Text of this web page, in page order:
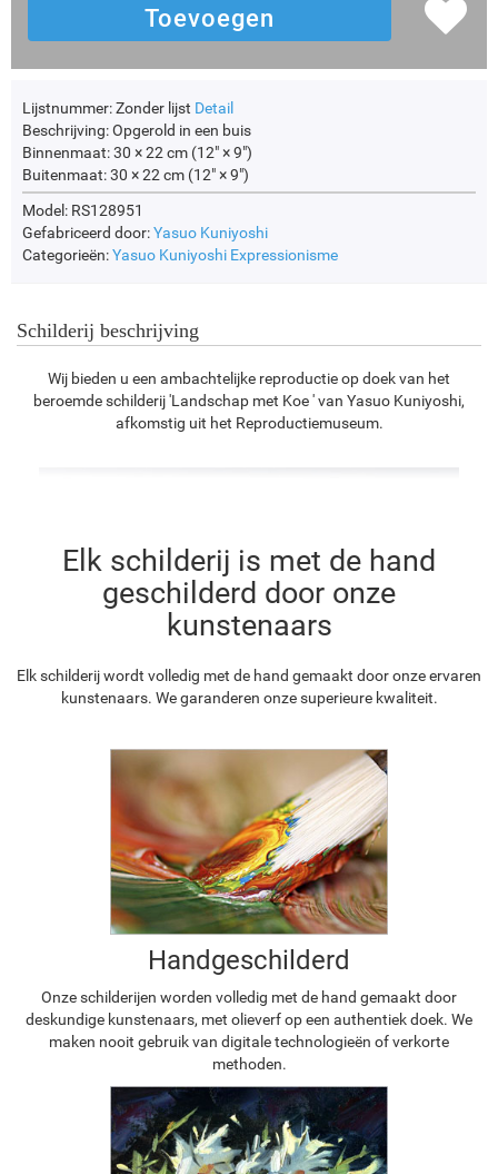
Lijstnummer:Zonder lijst Detail
Beschrijving:Opgerold in een buis
Binnenmaat:30 × 22 cm (12" × 9")
Buitenmaat:30 × 22 cm (12" × 9")
Model: RS128951
Gefabriceerd door:Yasuo Kuniyoshi
Categorieën:Yasuo Kuniyoshi Expressionisme
Schilderij beschrijving
Wij bieden u een ambachtelijke reproductie op doek van het
beroemde schilderij 'Landschap met Koe ' van Yasuo Kuniyoshi,
afkomstig uit het Reproductiemuseum.
Elk schilderij is met de hand
geschilderd door onze
kunstenaars
Elk schilderij wordt volledig met de hand gemaakt door onze ervaren
kunstenaars. We garanderen onze superieure kwaliteit.
Handgeschilderd
Onze schilderijen worden volledig met de hand gemaakt door
deskundige kunstenaars, met olieverf op een authentiek doek. We
maken nooit gebruik van digitale technologieën of verkorte
methoden.